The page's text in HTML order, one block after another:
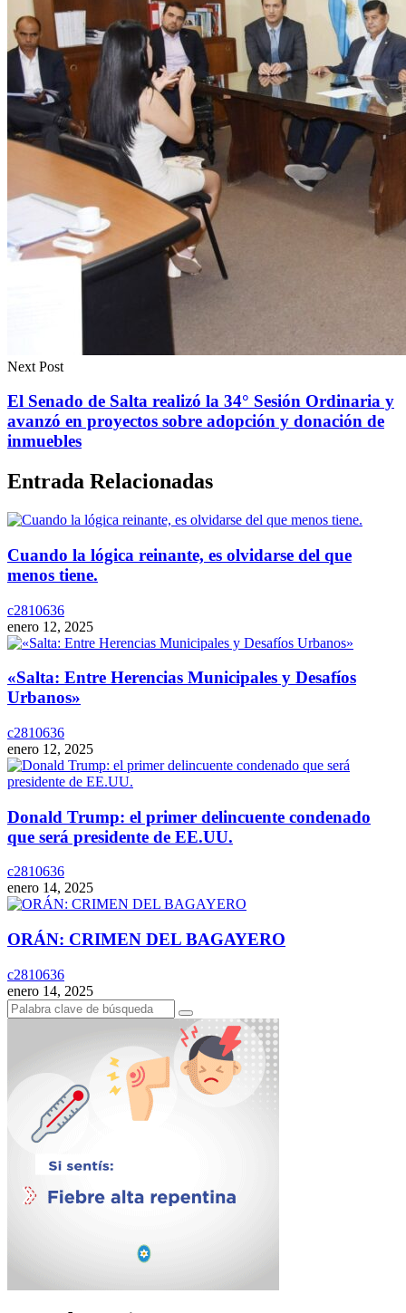
Next Post
El Senado de Salta realizó la 34° Sesión Ordinaria y
avanzó en proyectos sobre adopción y donación de
inmuebles
Entrada Relacionadas
Cuando la lógica reinante, es olvidarse del que
menos tiene.
c2810636
enero 12, 2025
«Salta: Entre Herencias Municipales y Desafíos
Urbanos»
c2810636
enero 12, 2025
Donald Trump: el primer delincuente condenado
que será presidente de EE.UU.
c2810636
enero 14, 2025
ORÁN: CRIMEN DEL BAGAYERO
c2810636
enero 14, 2025